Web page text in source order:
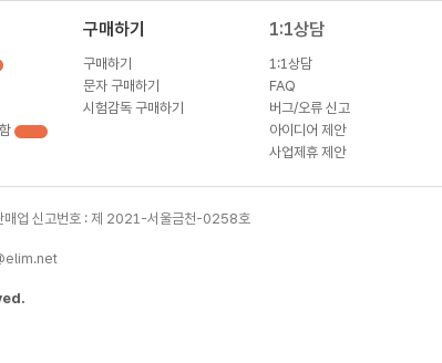
구매하기
구매하기
문자 구매하기
시험감독 구매하기
1:1상담
1:1상담
FAQ
버그/오류 신고
아이디어 제안
사업제휴 제안
업 신고번호 : 제 2021-서울금천-0258호